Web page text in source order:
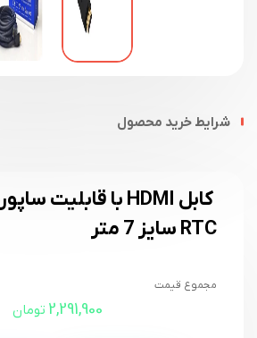
شرایط خرید محصول
RTC سایز 7 متر
مجموع قیمت
2,291,900 تومان